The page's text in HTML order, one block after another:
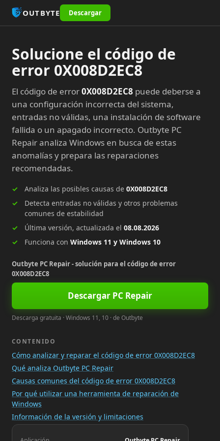
OUTBYTE Descargar
Solucione el código de
error 0X008D2EC8
El código de error0X008D2EC8 puede deberse a
una configuración incorrecta del sistema,
entradas no válidas, una instalación de software
fallida o un apagado incorrecto. Outbyte PC
Repair analiza Windows en busca de estas
anomalías y prepara las reparaciones
recomendadas.
Analiza las posibles causas de 0X008D2EC8
Detecta entradas no válidas y otros problemas
comunes de estabilidad
Última versión, actualizada el 08.08.2026
Funciona con Windows 11 y Windows 10
Outbyte PC Repair - solución para el código de error
0X008D2EC8
Descargar PC Repair
Descarga gratuita · Windows 11, 10 · de Outbyte
CONTENIDO
Cómo analizar y reparar el código de error 0X008D2EC8
Qué analiza Outbyte PC Repair
Causas comunes del código de error 0X008D2EC8
Por qué utilizar una herramienta de reparación de
Windows
Información de la versión y limitaciones